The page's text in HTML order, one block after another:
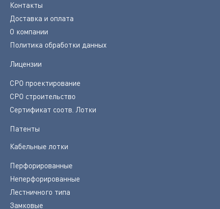
Контакты
Доставка и оплата
О компании
Политика обработки данных
Лицензии
СРО проектирование
СРО строительство
Сертификат соотв. Лотки
Патенты
Кабельные лотки
Перфорированные
Неперфорированные
Лестничного типа
Замковые